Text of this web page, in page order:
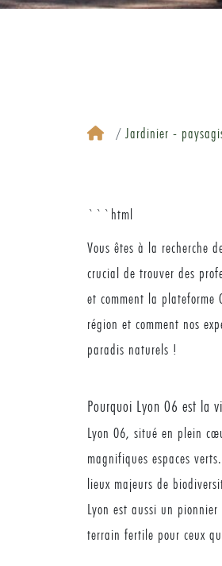
Jardinier -
```html
Vous êtes à la recherche
crucial de trouver des
et comment la plateforme
région et comment nos
paradis naturels !
Pourquoi Lyon 06 est la
Lyon 06, situé en plein
magnifiques espaces
lieux majeurs de
Lyon est aussi un
terrain fertile pour ceux